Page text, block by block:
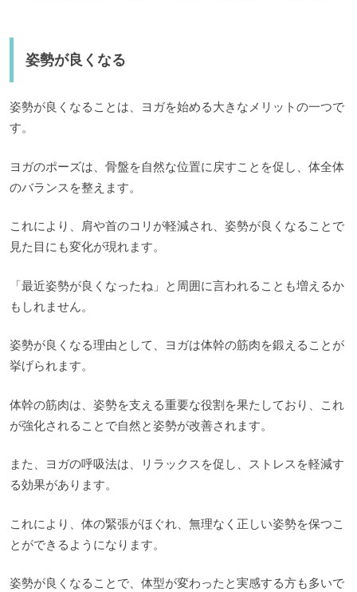
姿勢が良くなる
姿勢が良くなることは、ヨガを始める大きなメリットの一つで
す。
ヨガのポーズは、骨盤を自然な位置に戻すことを促し、体全体
のバランスを整えます。
これにより、肩や首のコリが軽減され、姿勢が良くなることで
見た目にも変化が現れます。
「最近姿勢が良くなったね」と周囲に言われることも増えるか
もしれません。
姿勢が良くなる理由として、ヨガは体幹の筋肉を鍛えることが
挙げられます。
体幹の筋肉は、姿勢を支える重要な役割を果たしており、これ
が強化されることで自然と姿勢が改善されます。
また、ヨガの呼吸法は、リラックスを促し、ストレスを軽減す
る効果があります。
これにより、体の緊張がほぐれ、無理なく正しい姿勢を保つこ
とができるようになります。
姿勢が良くなることで、体型が変わったと実感する方も多いで